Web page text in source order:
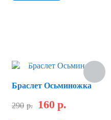
Скидка
Браслет Осьминожка
290 р. 160 р.